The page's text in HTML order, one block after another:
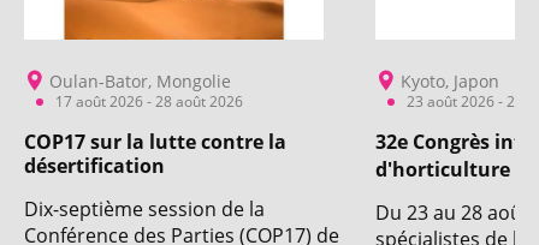
Oulan-Bator, Mongolie
17 août 2026 - 28 août 2026
COP17 sur la lutte contre la
désertification
Dix-septième session de la
Conférence des Parties (COP17) de
Kyoto, Japon
23 août 2026 - 28
32e Congrès
d'horticulture
Du 23 au 28 août
spécialistes de